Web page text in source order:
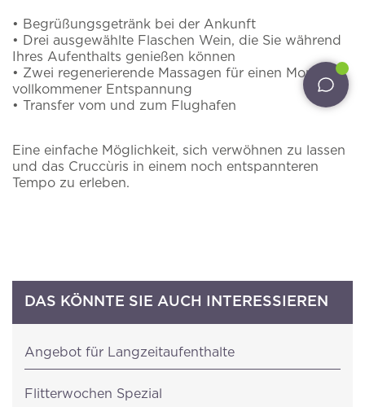
Restaurants
Leistungen
Pet inclusive hospitality
Intime Hochzeiten
NEWSLETTER
• Begrüßungsgetränk bei der Ankunft
• Drei ausgewählte Flaschen Wein, die Sie während
Ihres Aufenthalts genießen können
• Zwei regenerierende Massagen für einen Moment
vollkommener Entspannung
• Transfer vom und zum Flughafen
Eine einfache Möglichkeit, sich verwöhnen zu lassen
und das Cruccùris in einem noch entspannteren
Tempo zu erleben.
DAS KÖNNTE SIE AUCH INTERESSIEREN
Angebot für Langzeitaufenthalte
Flitterwochen Spezial
E-Mail*
Kenntnis genommen und akzeptiert
Ich akzeptiere die